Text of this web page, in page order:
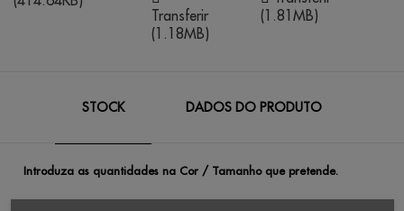
Transferir
(1.18MB)
(1.81MB)
STOCK DADOS DO PRODUTO
Introduza as quantidades na Cor / Tamanho que pretende.